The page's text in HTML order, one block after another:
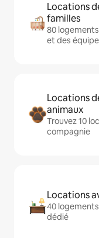
Locations
familles
80
et des
Locations
animaux
Trouvez 10
compagnie
Locations
40
dédié